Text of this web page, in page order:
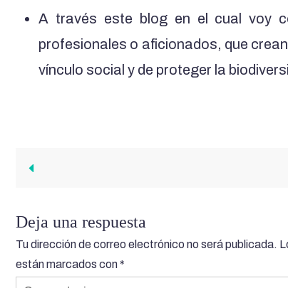
A través este blog en el cual voy
profesionales o aficionados, que
vínculo social y de proteger la
Deja una respuesta
Tu dirección de correo electrónico no será publicada.
están marcados con *